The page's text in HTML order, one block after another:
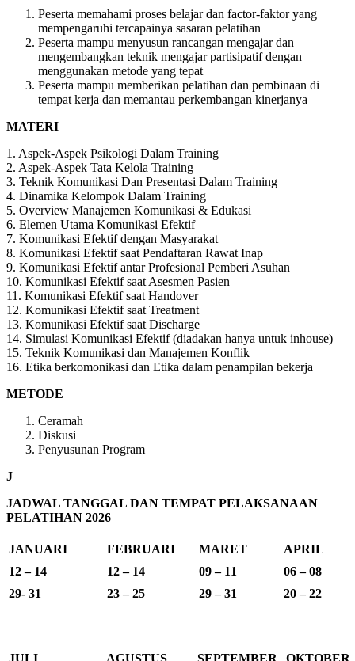
Peserta memahami proses belajar dan factor-faktor yang
mempengaruhi tercapainya sasaran pelatihan
Peserta mampu menyusun rancangan mengajar dan
mengembangkan teknik mengajar partisipatif dengan
menggunakan metode yang tepat
Peserta mampu memberikan pelatihan dan pembinaan di
tempat kerja dan memantau perkembangan kinerjanya
MATERI
1. Aspek-Aspek Psikologi Dalam Training
2. Aspek-Aspek Tata Kelola Training
3. Teknik Komunikasi Dan Presentasi Dalam Training
4. Dinamika Kelompok Dalam Training
5. Overview Manajemen Komunikasi & Edukasi
6. Elemen Utama Komunikasi Efektif
7. Komunikasi Efektif dengan Masyarakat
8. Komunikasi Efektif saat Pendaftaran Rawat Inap
9. Komunikasi Efektif antar Profesional Pemberi Asuhan
10. Komunikasi Efektif saat Asesmen Pasien
11. Komunikasi Efektif saat Handover
12. Komunikasi Efektif saat Treatment
13. Komunikasi Efektif saat Discharge
14. Simulasi Komunikasi Efektif (diadakan hanya untuk inhouse)
15. Teknik Komunikasi dan Manajemen Konflik
16. Etika berkomonikasi dan Etika dalam penampilan bekerja
METODE
Ceramah
Diskusi
Penyusunan Program
J
JADWAL TANGGAL DAN TEMPAT PELAKSANAAN
PELATIHAN 2026
JANUARI FEBRUARI MARET
APRIL
12 – 14
12 – 14 09 – 11
06 – 08
29- 31
23 – 25 29 – 31 20 – 22
JULI AGUSTUS SEPTEMBER OKTOBER